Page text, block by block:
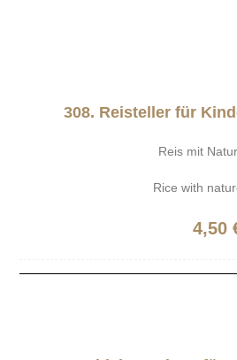
308. Reisteller für
Reis mit
Rice with
4,50